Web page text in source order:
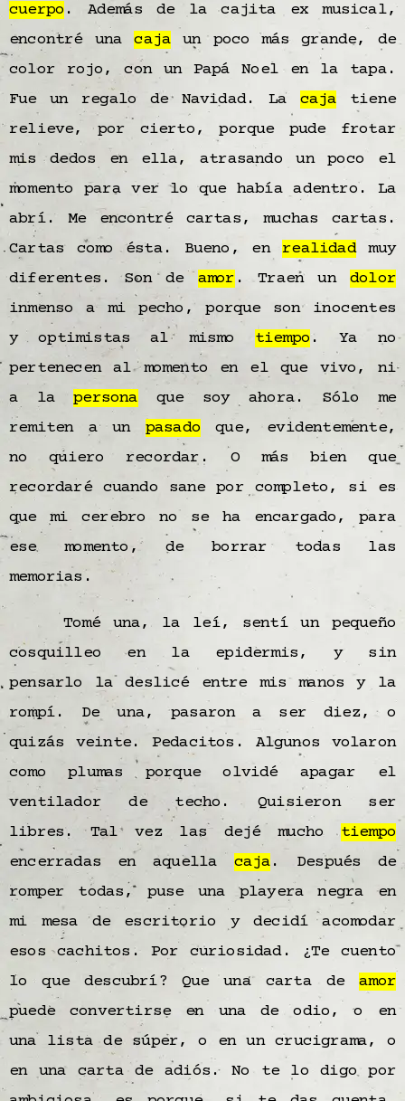
cuerpo . Además de la cajita ex musical,
encontré unacaja un poco más grande, de
color rojo, con un Papá Noel en la tapa.
Fue un regalo de Navidad. La caja tiene
relieve, por cierto, porque pude frotar
mis dedos en ella, atrasando un poco el
momento para ver lo que había adentro. La
abrí. Me encontré cartas, muchas cartas.
Cartas como ésta. Bueno, enrealidadmuy
diferentes. Son de amor . Traen un dolor
inmenso a mi pecho, porque son inocentes
y optimistas al mismo tiempo. Ya no
pertenecen al momento en el que vivo, ni
a lapersona que soy ahora. Sólo me
remiten a un pasado que, evidentemente,
no quiero recordar. O más bien que
recordaré cuando sane por completo, si es
que mi cerebro no se ha encargado, para
ese momento, de borrar todas las
memorias.
Tomé una, la leí, sentí un pequeño
cosquilleo en la epidermis, y sin
pensarlo la deslicé entre mis manos y la
rompí. De una, pasaron a ser diez, o
quizás veinte. Pedacitos. Algunos volaron
como plumas porque olvidé apagar el
ventilador de techo. Quisieron ser
libres. Tal vez las dejé mucho tiempo
encerradas en aquella caja . Después de
romper todas, puse una playera negra en
mi mesa de escritorio y decidí acomodar
esos cachitos. Por curiosidad. ¿Te cuento
lo que descubrí? Que una carta deamor
puede convertirse en una de odio, o en
una lista de súper, o en un crucigrama, o
en una carta de adiós. No te lo digo por